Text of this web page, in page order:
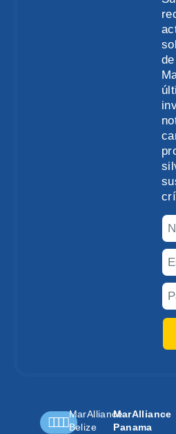
MarAlliance
Belize
MarAlliance
Panama